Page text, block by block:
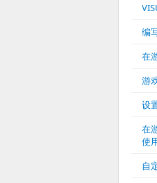
编
在
游
设
在
使
自